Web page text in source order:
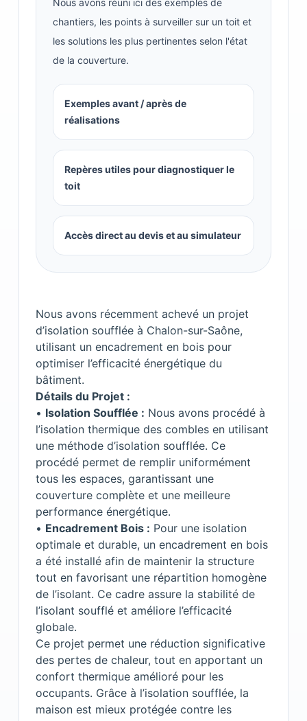
Nous avons réuni ici des exemples de
chantiers, les points à surveiller sur un toit et
les solutions les plus pertinentes selon l'état
de la couverture.
Exemples avant / après de
réalisations
Repères utiles pour diagnostiquer le
toit
Accès direct au devis et au simulateur
Nous avons récemment achevé un projet
d’isolation soufflée à Chalon-sur-Saône,
utilisant un encadrement en bois pour
optimiser l’efficacité énergétique du
bâtiment.
Détails du Projet :
• Isolation Soufflée : Nous avons procédé à
l’isolation thermique des combles en utilisant
une méthode d’isolation soufflée. Ce
procédé permet de remplir uniformément
tous les espaces, garantissant une
couverture complète et une meilleure
performance énergétique.
• Encadrement Bois : Pour une isolation
optimale et durable, un encadrement en bois
a été installé afin de maintenir la structure
tout en favorisant une répartition homogène
de l’isolant. Ce cadre assure la stabilité de
l’isolant soufflé et améliore l’efficacité
globale.
Ce projet permet une réduction significative
des pertes de chaleur, tout en apportant un
confort thermique amélioré pour les
occupants. Grâce à l’isolation soufflée, la
maison est mieux protégée contre les